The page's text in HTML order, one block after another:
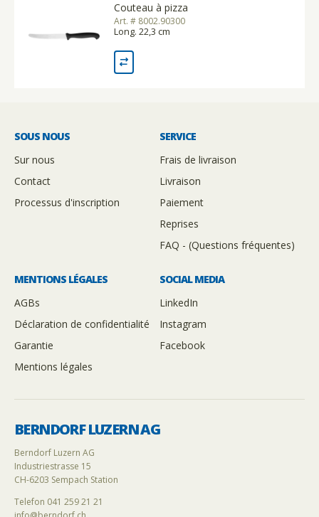
Couteau à pizza
Art. # 8002.90300
Long. 22,3 cm
SOUS NOUS
Sur nous
Contact
Processus d'inscription
SERVICE
Frais de livraison
Livraison
Paiement
Reprises
FAQ - (Questions fréquentes)
MENTIONS LÉGALES
AGBs
Déclaration de confidentialité
Garantie
Mentions légales
SOCIAL MEDIA
LinkedIn
Instagram
Facebook
BERNDORF LUZERN AG
Berndorf Luzern AG
Industriestrasse 15
CH-6203 Sempach Station
Telefon 041 259 21 21